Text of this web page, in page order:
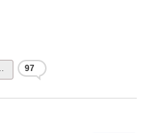
97